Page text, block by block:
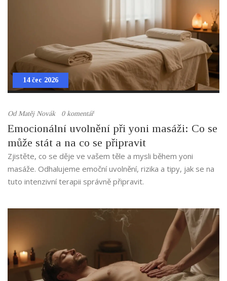
14 čec 2026
OdMatěj Novák 0 komentář
Emocionální uvolnění při yoni masáži: Co se
může stát a na co se připravit
Zjistěte, co se děje ve vašem těle a mysli během yoni
masáže. Odhalujeme emoční uvolnění, rizika a tipy, jak se na
tuto intenzivní terapii správně připravit.